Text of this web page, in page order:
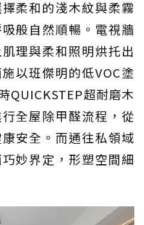
柔和的淺木紋與柔霧
般自然順暢。電視牆
理與柔和照明烘托出
以班傑明的低VOC塗
QUICKSTEP超耐磨木
全屋除甲醛流程，從
安全。而通往私領域
妙界定，形塑空間細